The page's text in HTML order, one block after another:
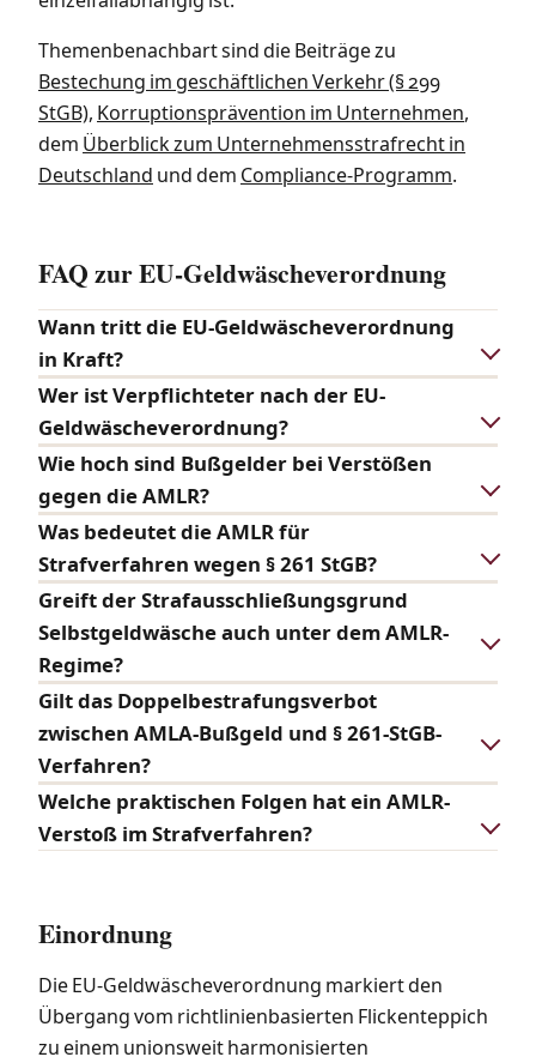
Themenbenachbart sind die Beiträge zu
Bestechung im geschäftlichen Verkehr (§ 299
StGB), Korruptionsprävention im Unternehmen,
dem Überblick zum Unternehmensstrafrecht in
Deutschland und dem Compliance-Programm.
FAQ zur EU-Geldwäscheverordnung
Wann tritt die EU-Geldwäscheverordnung
in Kraft?
Wer ist Verpflichteter nach der EU-
Geldwäscheverordnung?
Wie hoch sind Bußgelder bei Verstößen
gegen die AMLR?
Was bedeutet die AMLR für
Strafverfahren wegen § 261 StGB?
Greift der Strafausschließungsgrund
Selbstgeldwäsche auch unter dem AMLR-
Regime?
Gilt das Doppelbestrafungsverbot
zwischen AMLA-Bußgeld und § 261-StGB-
Verfahren?
Welche praktischen Folgen hat ein AMLR-
Verstoß im Strafverfahren?
Einordnung
Die EU-Geldwäscheverordnung markiert den
Übergang vom richtlinienbasierten Flickenteppich
zu einem unionsweit harmonisierten